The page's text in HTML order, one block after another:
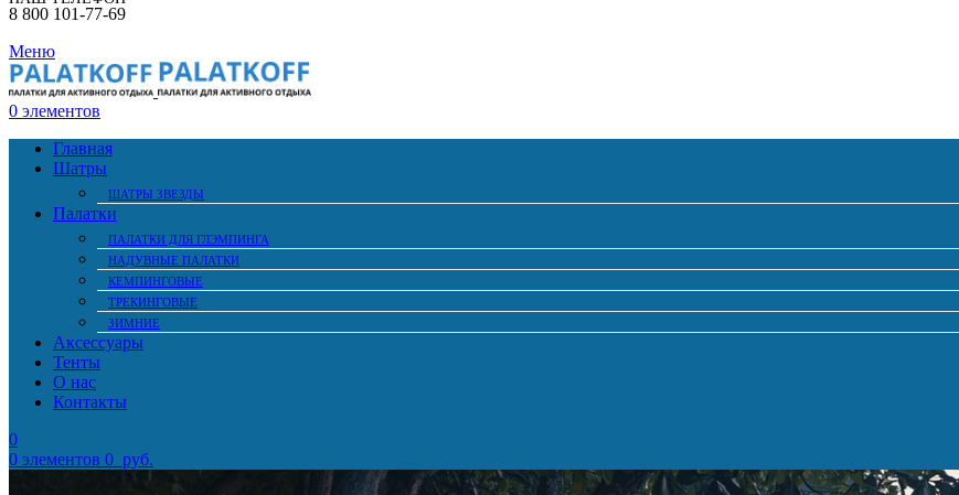
8 800 101-77-69
Меню
0 элементов
Главная
Шатры
ШАТРЫ ЗВЕЗДЫ
Палатки
ПАЛАТКИ ДЛЯ ГЛЭМПИНГА
НАДУВНЫЕ ПАЛАТКИ
КЕМПИНГОВЫЕ
ТРЕКИНГОВЫЕ
ЗИМНИЕ
Аксессуары
Тенты
О нас
Контакты
0
0 элементов 0 руб.